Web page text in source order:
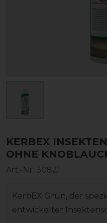
KERBEX
OHNE
Art.-Nr: 30821
KerbEX Grün, der
entwickelter